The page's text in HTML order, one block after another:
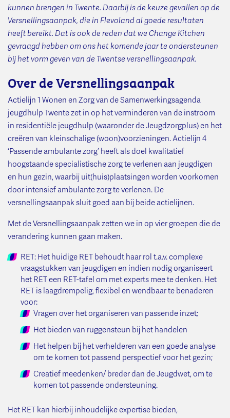
kunnen brengen in Twente. Daarbij is de keuze gevallen op de
Versnellingsaanpak, die in Flevoland al goede resultaten
heeft bereikt. Dat is ook de reden dat we Change Kitchen
gevraagd hebben om ons het komende jaar te ondersteunen
bij het vorm geven van de Twentse versnellingsaanpak.
Over de Versnellingsaanpak
Actielijn 1 Wonen en Zorg van de Samenwerkingsagenda
jeugdhulp Twente zet in op het verminderen van de instroom
in residentiële jeugdhulp (waaronder de Jeugdzorgplus) en het
creëren van kleinschalige (woon)voorzieningen. Actielijn 4
‘Passende ambulante zorg’ heeft als doel kwalitatief
hoogstaande specialistische zorg te verlenen aan jeugdigen
en hun gezin, waarbij uit(huis)plaatsingen worden voorkomen
door intensief ambulante zorg te verlenen. De
versnellingsaanpak sluit goed aan bij beide actielijnen.
Met de Versnellingsaanpak zetten we in op vier groepen die de
verandering kunnen gaan maken.
RET: Het huidige RET behoudt haar rol t.a.v. complexe
vraagstukken van jeugdigen en indien nodig organiseert
het RET een RET-tafel om met experts mee te denken. Het
RET is laagdrempelig, flexibel en wendbaar te benaderen
voor:
Vragen over het organiseren van passende inzet;
Het bieden van ruggensteun bij het handelen
Het helpen bij het verhelderen van een goede analyse
om te komen tot passend perspectief voor het gezin;
Creatief meedenken/ breder dan de Jeugdwet, om te
komen tot passende ondersteuning.
Het RET kan hierbij inhoudelijke expertise bieden,